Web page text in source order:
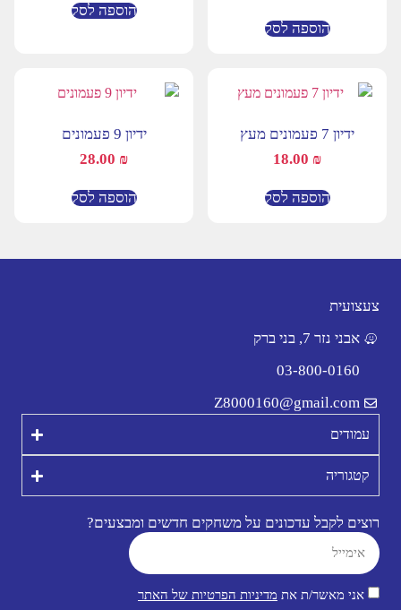
הוספה לסל
הוספה לסל
ידיון 7 פעמונים מעץ
18.00 ₪
הוספה לסל
ידיון 9 פעמונים
28.00 ₪
הוספה לסל
צעצועית
אבני נזר 7, בני ברק
03-800-0160
Z8000160@gmail.com
עמודים
קטגוריה
רוצים לקבל עדכונים על משחקים חדשים ומבצעים?
אני מאשר/ת את מדיניות הפרטיות של האתר